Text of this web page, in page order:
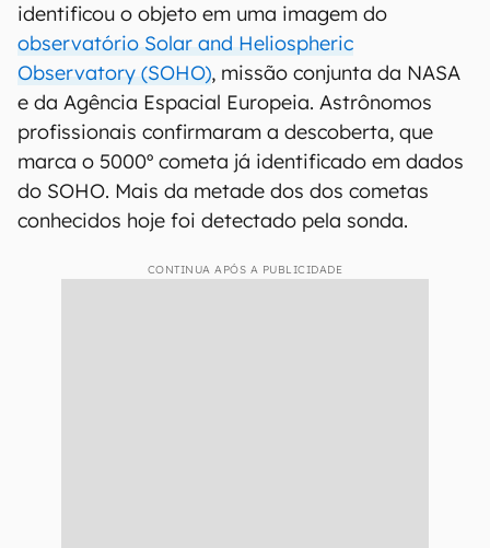
identificou o objeto em uma imagem do
observatório Solar and Heliospheric
Observatory (SOHO), missão conjunta da NASA
e da Agência Espacial Europeia. Astrônomos
profissionais confirmaram a descoberta, que
marca o 5000º cometa já identificado em dados
do SOHO. Mais da metade dos dos cometas
conhecidos hoje foi detectado pela sonda.
CONTINUA APÓS A PUBLICIDADE